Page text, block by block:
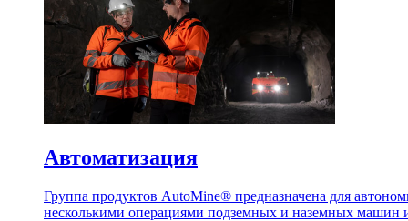
Автоматизация
Группа продуктов AutoMine® предназначена для
несколькими операциями подземных и наземных машин